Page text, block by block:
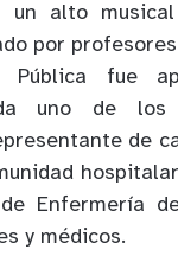
un alto
por
Pública fue
uno de los
de
Enfermería
y médicos.